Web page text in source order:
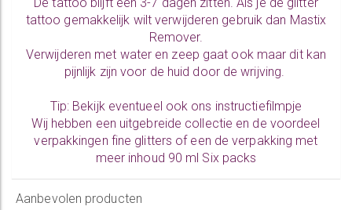
tattoo gemakkelijk wilt verwijderen gebruik dan Mastix
Remover.
Verwijderen met water en zeep gaat ook maar dit kan
pijnlijk zijn voor de huid door de wrijving.
Tip: Bekijk eventueel ook ons instructiefilmpje
Wij hebben een uitgebreide collectie en de voordeel
verpakkingen fine glitters of een de verpakking met
meer inhoud 90 ml Six packs
Aanbevolen producten